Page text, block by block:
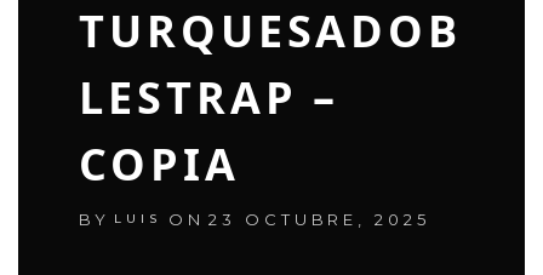
TURQUESADOB
LESTRAP –
COPIA
BY LUIS ON 23 OCTUBRE, 2025
CONOCENOS